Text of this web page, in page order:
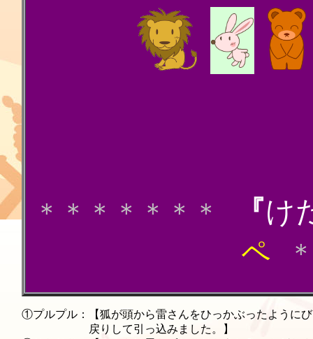
＊＊＊＊＊＊＊ 『け
ペ
①プルプル：【狐が頭から雷さんをひっかぶったように
戻りして引っ込みました。】